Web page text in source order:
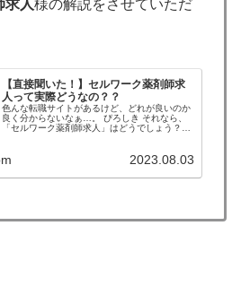
求人様の解説をさせていただ
【直接聞いた！】セルワーク薬剤師求
人って実際どうなの？？
色んな転職サイトがあるけど、どれが良いのか
良く分からないなぁ…。 ぴろしき それなら、
「セルワーク薬剤師求人」はどうでしょう？企
師 一児の父🌟 OTC...
2023.08.03